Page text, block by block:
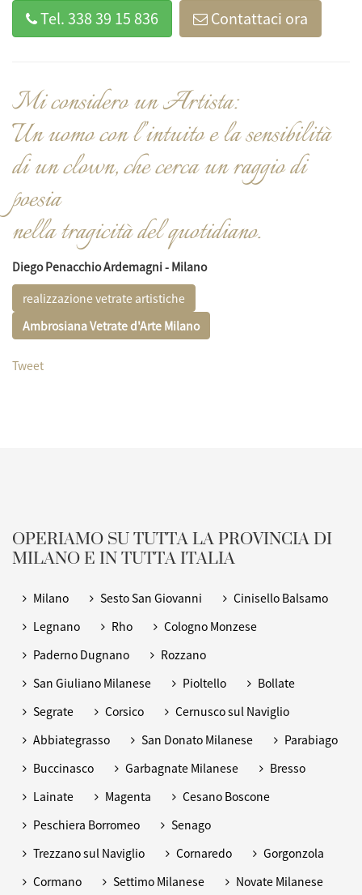
Tel. 338 39 15 836 Contattaci ora
Mi considero un Artista:
Un uomo con l’intuito e la sensibilità
di un clown, che cerca un raggio di
poesia
nella tragicità del quotidiano.
Diego Penacchio Ardemagni - Milano
realizzazione vetrate artistiche
Ambrosiana Vetrate d'Arte Milano
Tweet
OPERIAMO SU TUTTA LA PROVINCIA DI
MILANO E IN TUTTA ITALIA
Milano Sesto San Giovanni
Cinisello Balsamo
Legnano
Rho
Cologno Monzese
Paderno Dugnano
Rozzano
San Giuliano Milanese
Pioltello
Bollate
Segrate
Corsico
Cernusco sul Naviglio
Abbiategrasso
San Donato Milanese
Parabiago
Buccinasco
Garbagnate Milanese
Bresso
Lainate
Magenta
Cesano Boscone
Peschiera Borromeo
Senago
Trezzano sul Naviglio
Cornaredo
Gorgonzola
Cormano
Settimo Milanese
Novate Milanese